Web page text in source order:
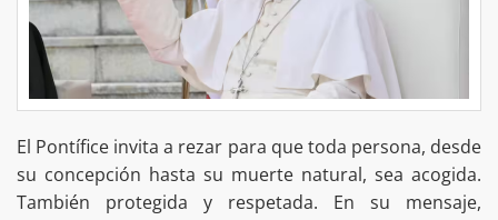
El Pontífice invita a rezar para que toda persona, desde
su concepción hasta su muerte natural, sea acogida.
También protegida y respetada. En su mensaje,